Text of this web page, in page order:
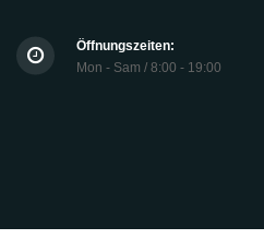
Öffnungszeiten:
Mon - Sam / 8:00 - 19:00